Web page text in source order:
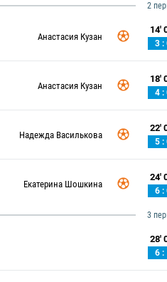
2
Анастасия Кузан
14'
3 :
Анастасия Кузан
18'
4 :
Надежда Василькова
22'
5 :
Екатерина Шошкина
24'
6 :
3
28'
6 :